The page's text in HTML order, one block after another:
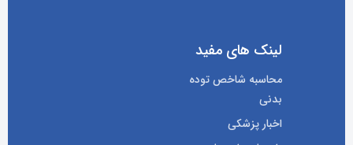
لینک های مفید
محاسبه شاخص توده
بدنی
اخبار پزشکی